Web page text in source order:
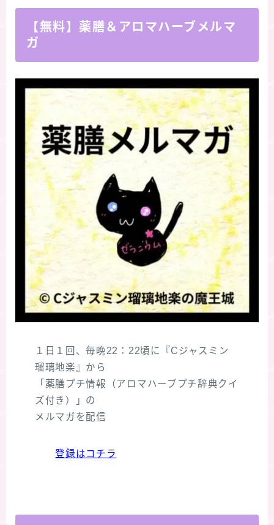
【無料】薬膳＆アロマハーブメルマ
ガ
１日１回、毎晩22：22頃に『Cジャスミン
瑠璃地楽』から
「薬膳プチ情報（アロマハーブプチ辞典クイ
ズ付き）」の
メルマガを配信
登録はコチラ